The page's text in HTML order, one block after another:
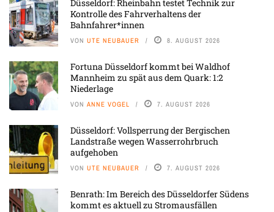
Düsseldorf: Rheinbahn testet Technik zur
Kontrolle des Fahrverhaltens der
Bahnfahrer*innen
VON UTE NEUBAUER 8. AUGUST 2026
Fortuna Düsseldorf kommt bei Waldhof
Mannheim zu spät aus dem Quark: 1:2
Niederlage
VON ANNE VOGEL 7. AUGUST 2026
Düsseldorf: Vollsperrung der Bergischen
Landstraße wegen Wasserrohrbruch
aufgehoben
VON UTE NEUBAUER 7. AUGUST 2026
Benrath: Im Bereich des Düsseldorfer Südens
kommt es aktuell zu Stromausfällen